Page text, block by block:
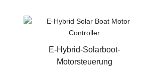
E-Hybrid-Solarboot-
Motorsteuerung